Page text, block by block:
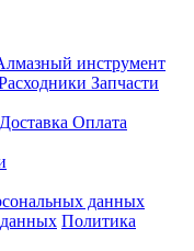
инструмент
Запчасти
Доставка Оплата
данных
Политика